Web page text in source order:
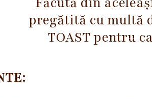
pregătită cu multă
TOAST pentru